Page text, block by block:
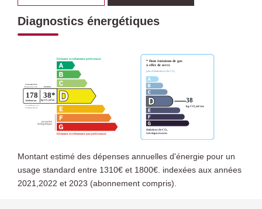
Diagnostics énergétiques
Montant estimé des dépenses annuelles d'énergie pour un
usage standard entre 1310€ et 1800€. indexées aux années
2021,2022 et 2023 (abonnement compris).